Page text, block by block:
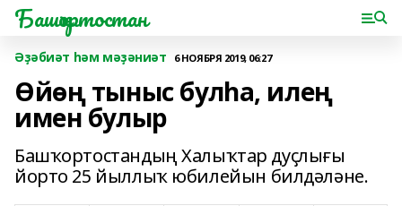
Башҡортостан
Әҙәбиәт һәм мәҙәниәт 6 НОЯБРЯ 2019, 06:27
Өйөң тыныс булһа, илең
имен булыр
Башҡортостандың Халыҡтар дуҫлығы
йорто 25 йыллыҡ юбилейын билдәләне.